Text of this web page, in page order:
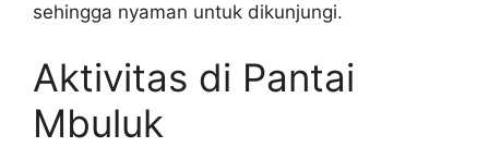
sehingga nyaman untuk dikunjungi.
Aktivitas di Pantai
Mbuluk